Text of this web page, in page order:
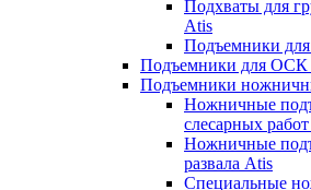
Подхваты для
Atis
Подъемники
Подъемники для ОСК
Подъемники
Ножничные
слесарных
Ножничные
развала Atis
Специальные